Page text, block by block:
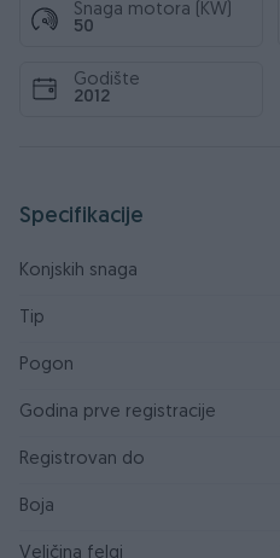
Snaga motora (KW)
50
Godište
2012
Specifikacije
Konjskih snaga
Tip
Pogon
Godina prve registracije
Registrovan do
Boja
Veličina felgi